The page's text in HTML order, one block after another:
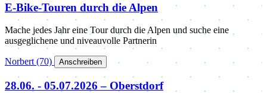
E-Bike-Touren durch die Alpen
Mache jedes Jahr eine Tour durch die Alpen und suche eine
ausgeglichene und niveauvolle Partnerin
Norbert (70) Anschreiben
28.06. - 05.07.2026 – Oberstdorf